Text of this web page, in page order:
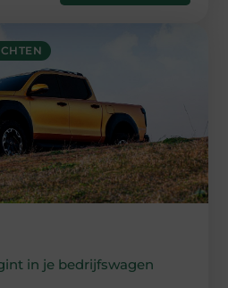
in je bedrijfswagen